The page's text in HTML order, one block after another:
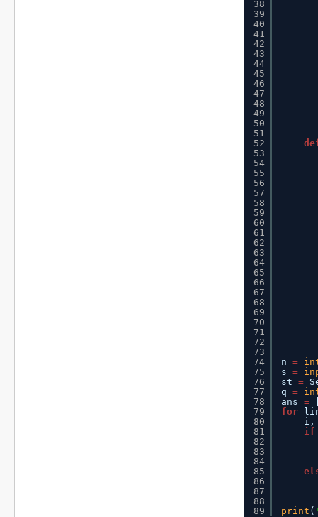
38
39
40
41
42
43
44
45
46
47
48
49
50
51
52
53
54
55
56
57
58
59
60
61
62
63
64
65
66
67
68
69
70
71
72
73
74
75
76
77
78
79
80
81
82
83
84
85
86
87
88
89
n =
s =
st =
q =
ans =
for
i,
if
print (